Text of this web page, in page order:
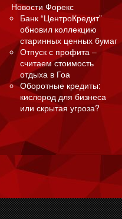
Новости Форекс
Банк “ЦентроКредит”
обновил коллекцию
старинных ценных бумаг
Отпуск с профита –
считаем стоимость
отдыха в Гоа
Оборотные кредиты:
кислород для бизнеса
или скрытая угроза?